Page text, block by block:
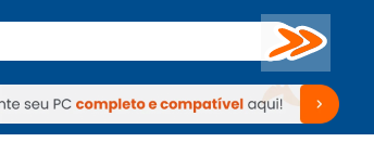
Buscar
Periféricos TV Venda no KaBuM!
Periféricos TV Venda no KaBuM!